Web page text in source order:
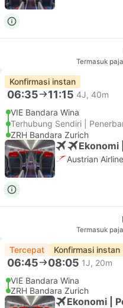
Termasuk
Konfirmasi instan
06:35 11:15 4J, 40m
VIE Bandara Wina
Terhubung Sendiri |
ZRH Bandara Zurich
Ekonomi
Austrian
Termasuk
Tercepat Konfirmasi instan
06:45 08:05 1J, 20m
VIE Bandara Wina
ZRH Bandara Zurich
Ekonomi |